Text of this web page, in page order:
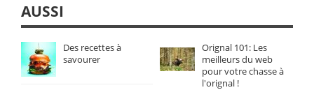
AUSSI
Des recettes à
savourer
Orignal 101: Les
meilleurs du web
pour votre chasse à
l'orignal !